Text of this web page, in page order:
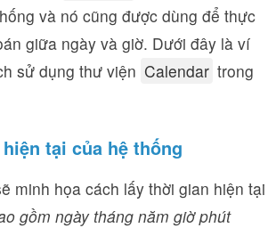
và nó cũng được dùng để thực
giữa ngày và giờ. Dưới đây là ví
sử dụng thư viện Calendar trong
tại của hệ thống
minh họa cách lấy thời gian hiện tại
gồm ngày tháng năm giờ phút